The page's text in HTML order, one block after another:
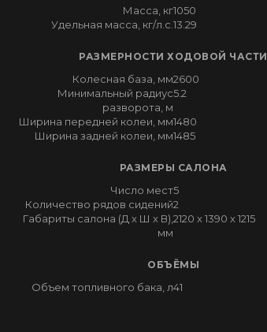
Масса, кг1050
Удельная масса, кг/л.с. 13.29
РАЗМЕРНОСТИ ХОДОВОЙ ЧАСТИ
Колесная база, мм2600
Минимальный радиус
разворота, м
5.2
Ширина передней колеи, мм1480
Ширина задней колеи, мм1485
РАЗМЕРЫ САЛОНА
Число мест5
Количество рядов сидений2
Габариты салона (Д x Ш x В),
мм
2120 x 1390 x 1215
ОБЪЁМЫ
Объем топливного бака, л41